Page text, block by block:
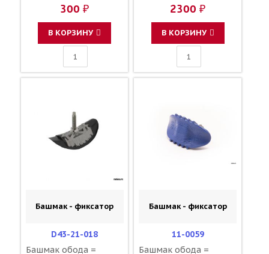
300 ₽
В КОРЗИНУ
2300 ₽
В КОРЗИНУ
Башмак - фиксатор
D43-21-018
Башмак обода =
Башмак - фиксатор
11-0059
Башмак обода =